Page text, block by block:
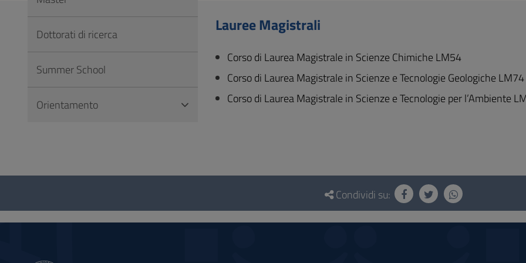
Footer
Lauree Magistrali
Corso di Laurea Magistrale in Scienze Chimiche LM54
Corso di Laurea Magistrale in Scienze e Tecnologie Geologiche LM74
Corso di Laurea Magistrale in Scienze e Tecnologie per l’Ambiente
Dottorati di ricerca
Summer School
Orientamento
Questionario
social
Condividi su: